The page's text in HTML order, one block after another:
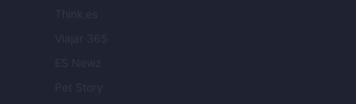
Think.es
Viajar 365
ES Newz
Pet Story